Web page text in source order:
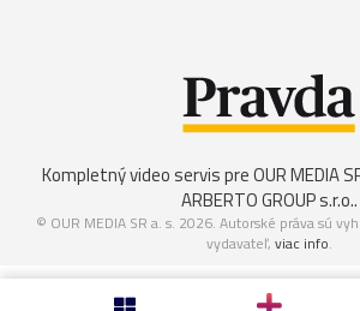
Kompletný video servis pre OUR MEDIA
ARBERTO GROUP s.r.o..
© OUR MEDIA SR a. s. 2026. Autorské práva sú
vydavateľ, viac info.